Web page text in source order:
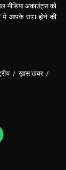
मीडिया अकाउंट्स को
आपके साथ होने की
/ ख़ास खबर /